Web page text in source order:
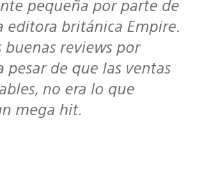
pequeña por parte de
editora británica Empire.
buenas reviews por
pesar de que las ventas
no era lo que
mega hit.